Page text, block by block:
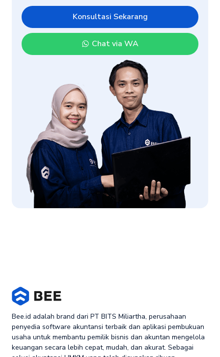
Konsultasi Sekarang
Chat via WA
Bee.id adalah brand dari PT BITS Miliartha, perusahaan
penyedia software akuntansi terbaik dan aplikasi pembukuan
usaha untuk membantu pemilik bisnis dan akuntan mengelola
keuangan secara lebih cepat, mudah, dan akurat. Sebagai